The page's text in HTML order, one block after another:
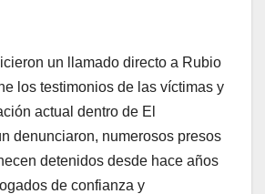
un llamado directo a Rubio
los testimonios de las víctimas y
actual dentro de El
denunciaron, numerosos presos
detenidos desde hace años
de confianza y